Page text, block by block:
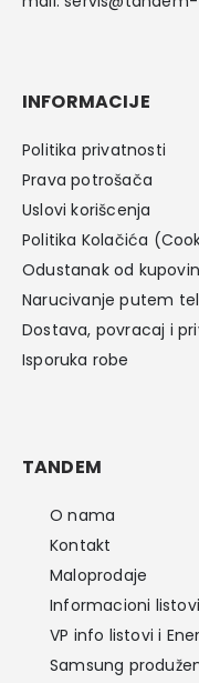
INFORMACIJE
Politika privatnosti
Prava potrošača
Uslovi korišcenja
Politika Kolačića
Odustanak od
Narucivanje putem
Dostava, povracaj i
Isporuka robe
TANDEM
O nama
Kontakt
Maloprodaje
Informacioni
VP info listovi i
Samsung